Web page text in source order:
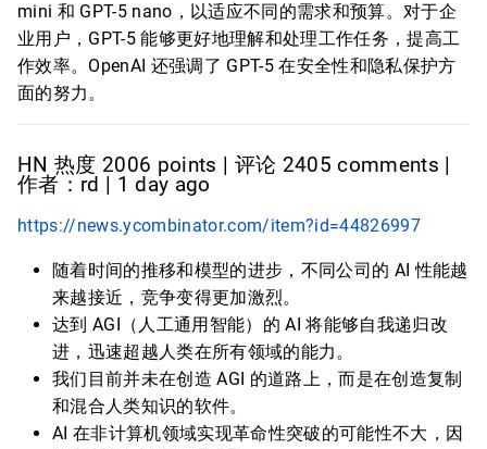
mini 和 GPT-5 nano，以适应不同的需求和预算。对于企
业用户，GPT-5 能够更好地理解和处理工作任务，提高工
作效率。OpenAI 还强调了 GPT-5 在安全性和隐私保护方
面的努力。
HN 热度 2006 points | 评论 2405 comments |
作者：rd | 1 day ago
https://news.ycombinator.com/item?id=44826997
随着时间的推移和模型的进步，不同公司的 AI 性能越
来越接近，竞争变得更加激烈。
达到 AGI（人工通用智能）的 AI 将能够自我递归改
进，迅速超越人类在所有领域的能力。
我们目前并未在创造 AGI 的道路上，而是在创造复制
和混合人类知识的软件。
AI 在非计算机领域实现革命性突破的可能性不大，因